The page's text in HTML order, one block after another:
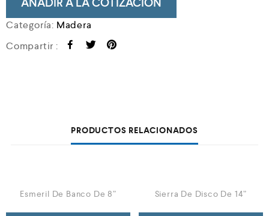
Categoría: Madera
Compartir :
PRODUCTOS RELACIONADOS
Esmeril De Banco De 8” Sierra De Disco De 14”